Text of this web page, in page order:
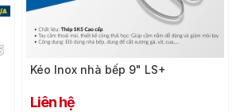
Kéo Inox nhà bếp 9" LS+
Liên hệ